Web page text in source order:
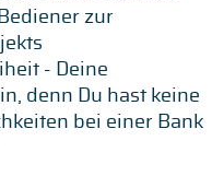
zur
- Deine
denn Du hast keine
bei einer Bank